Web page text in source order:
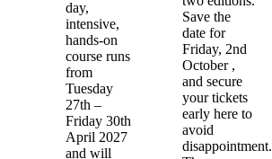
day,
intensive,
hands-on
course runs
from
Tuesday
27th –
Friday 30th
April 2027
and will
Save the
date for
Friday, 2nd
October ,
and secure
your tickets
early here to
avoid
disappointment.